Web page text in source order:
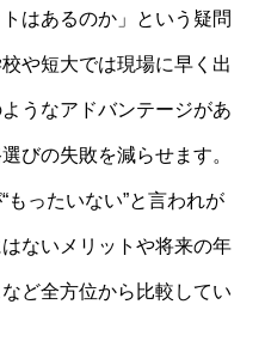
はあるのか」という疑問
や短大では現場に早く出
うなアドバンテージがあ
びの失敗を減らせます。
もったいない”と言われが
ないメリットや将来の年
ど全方位から比較してい